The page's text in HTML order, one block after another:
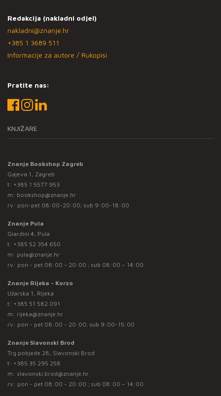
Redakcija (nakladni odjel)
nakladni@znanje.hr
+385 1 3689 511
Informacije za autore / Rukopisi
Pratite nas:
KNJIŽARE
Znanje Bookshop Zagreb
Gajeva 1, Zagreb
t: +385 1 5577 953
m: bookshop@znanje.hr
rv: pon-pet 08:00-20:00; sub 9:00-18:00
Znanje Pula
Giardini 4, Pula
t: +385 52 354 650
m: pula@znanje.hr
rv: pon - pet 08:00 - 20:00 ; sub 08:00 – 14:00
Znanje Rijeka - Korzo
Užarska 1, Rijeka
t: +385 51 582 091
m: rijeka@znanje.hr
rv: pon - pet 08:00 - 20:00; sub 9:00-15:00
Znanje Slavonski Brod
Trg pobjede 28, Slavonski Brod
t: +385 35 295 258
m: slavonski.brod@znanje.hr
rv: pon - pet 08:00 - 20:00 ; sub 08:00 – 14:00